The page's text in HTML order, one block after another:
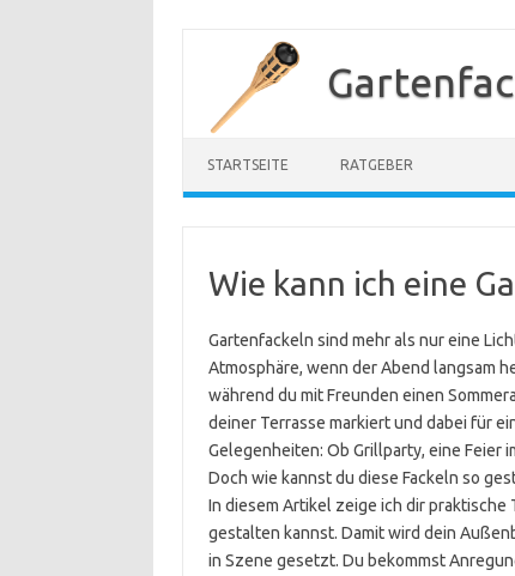
STARTSEITE RATGEBER
Wie kann ich eine
Gartenfackeln sind mehr als nur eine
Atmosphäre, wenn der Abend langsam
während du mit Freunden einen
deiner Terrasse markiert und dabei für
Gelegenheiten: Ob Grillparty, eine Feier
Doch wie kannst du diese Fackeln so
In diesem Artikel zeige ich dir
gestalten kannst. Damit wird dein
in Szene gesetzt. Du bekommst